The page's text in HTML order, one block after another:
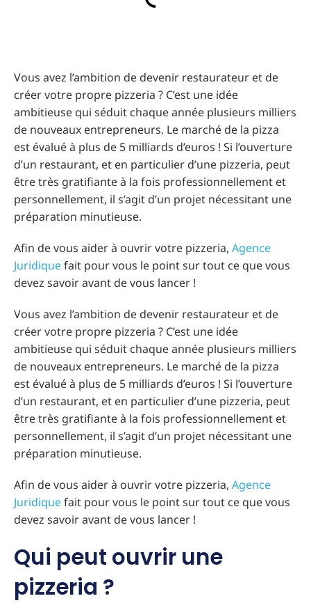
Vous avez l’ambition de devenir restaurateur et de
créer votre propre pizzeria ? C’est une idée
ambitieuse qui séduit chaque année plusieurs milliers
de nouveaux entrepreneurs. Le marché de la pizza
est évalué à plus de 5 milliards d’euros ! Si l’ouverture
d’un restaurant, et en particulier d’une pizzeria, peut
être très gratifiante à la fois professionnellement et
personnellement, il s’agit d’un projet nécessitant une
préparation minutieuse.
Afin de vous aider à ouvrir votre pizzeria, Agence
Juridiquefait pour vous le point sur tout ce que vous
devez savoir avant de vous lancer !
Vous avez l’ambition de devenir restaurateur et de
créer votre propre pizzeria ? C’est une idée
ambitieuse qui séduit chaque année plusieurs milliers
de nouveaux entrepreneurs. Le marché de la pizza
est évalué à plus de 5 milliards d’euros ! Si l’ouverture
d’un restaurant, et en particulier d’une pizzeria, peut
être très gratifiante à la fois professionnellement et
personnellement, il s’agit d’un projet nécessitant une
préparation minutieuse.
Afin de vous aider à ouvrir votre pizzeria, Agence
Juridiquefait pour vous le point sur tout ce que vous
devez savoir avant de vous lancer !
Qui peut ouvrir une
pizzeria ?